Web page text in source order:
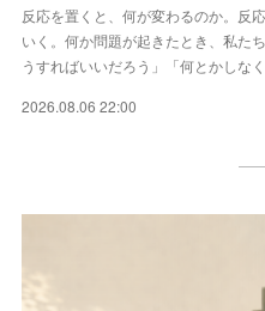
反応を置くと、何が変わるのか。反
いく。何か問題が起きたとき、私た
うすればいいだろう」「何とかしな
2026.08.06 22:00